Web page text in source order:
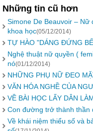
Những tin cũ hơn
Simone De Beauvoir – Nữ
khoa học(05/12/2014)
TỰ HÀO "DÁNG ĐỨNG
Nghệ thuật nữ quyền (
nó(01/12/2014)
NHỮNG PHỤ NỮ ĐEO
VĂN HÓA NGHỀ CỦA
VỀ BÀI HỌC LẤY DÂN
Con đường trở thành thần
Về khái niệm thiểu số và